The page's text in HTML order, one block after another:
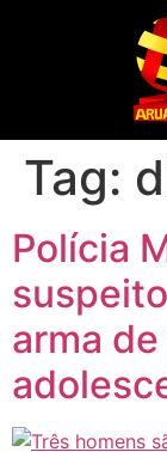
Tag:
Polícia
arma